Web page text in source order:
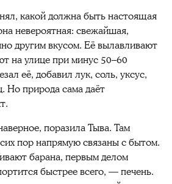
какой должна быть настоящая
невероятная: свежайшая,
другим вкусом. Её вылавливают
на улице при минус 50–60
её, добавил лук, соль, уксус,
Но природа сама даёт
поразила Тыва. Там
пор напрямую связаны с бытом.
барана, первым делом
быстрее всего, — печень.